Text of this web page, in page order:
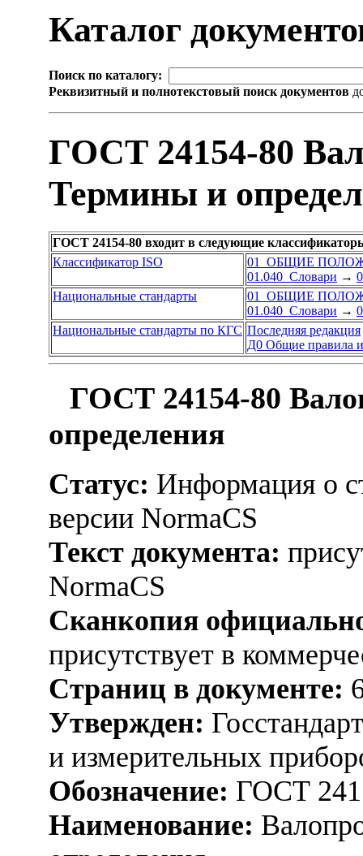
Каталог
Поиск по каталогу:
Реквизитный и полнотекстовый поиск документов
ГОСТ 24154-80
Термины и
ГОСТ 24154-80 входит в следующие
Классификатор ISO
01 ОБЩИЕ
01.040 Словари →
Национальные стандарты
01 ОБЩИЕ
01.040 Словари →
Национальные стандарты по КГС Последняя редакция
Д0 Общие правила
ГОСТ 24154-80
определения
Статус: Информация о
версии NormaCS
Текст документа:
NormaCS
Сканкопия
присутствует в
Страниц в документе:
Утвержден:
и измерительных
Обозначение: ГОСТ
Наименование: